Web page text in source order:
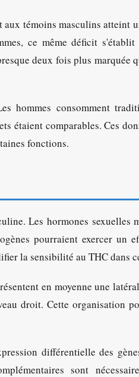
témoins masculins atteint
ce même déficit
deux fois plus marquée
hommes consomment
étaient comparables. Ces
fonctions.
Les hormones sexuelles
pourraient exercer un
la sensibilité au THC dans
en moyenne une
droit. Cette organisation
différentielle des
sont